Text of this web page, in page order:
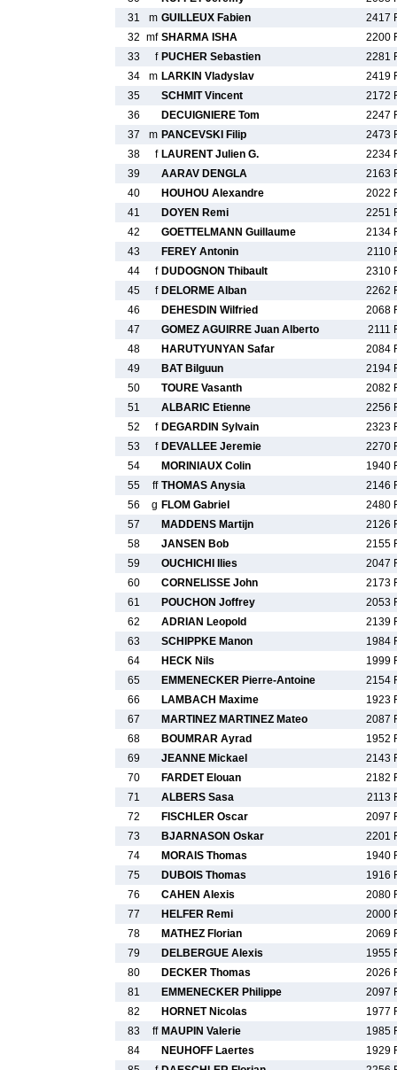
31
m GUILLEUX Fabien
2417
32 mf SHARMA ISHA
2200
33
f PUCHER Sebastien
2281
34
m LARKIN Vladyslav
2419
35
SCHMIT Vincent
2172
36
DECUIGNIERE Tom
2247
37
m PANCEVSKI Filip
2473
38
f LAURENT Julien G.
2234
39
AARAV DENGLA
2163
40
HOUHOU Alexandre
2022
41
DOYEN Remi
2251
42
GOETTELMANN Guillaume
2134
43
FEREY Antonin
2110
44
f DUDOGNON Thibault
2310
45
f DELORME Alban
2262
46
DEHESDIN Wilfried
2068
47
GOMEZ AGUIRRE Juan Alberto
2111
48
HARUTYUNYAN Safar
2084
49
BAT Bilguun
2194
50
TOURE Vasanth
2082
51
ALBARIC Etienne
2256
52
f DEGARDIN Sylvain
2323
53
f DEVALLEE Jeremie
2270
54
MORINIAUX Colin
1940
55
ff THOMAS Anysia
2146
56
g FLOM Gabriel
2480
57
MADDENS Martijn
2126
58
JANSEN Bob
2155
59
OUCHICHI Ilies
2047
60
CORNELISSE John
2173
61
POUCHON Joffrey
2053
62
ADRIAN Leopold
2139
63
SCHIPPKE Manon
1984
64
HECK Nils
1999
65
EMMENECKER Pierre-Antoine
2154
66
LAMBACH Maxime
1923
67
MARTINEZ MARTINEZ Mateo
2087
68
BOUMRAR Ayrad
1952
69
JEANNE Mickael
2143
70
FARDET Elouan
2182
71
ALBERS Sasa
2113
72
FISCHLER Oscar
2097
73
BJARNASON Oskar
2201
74
MORAIS Thomas
1940
75
DUBOIS Thomas
1916
76
CAHEN Alexis
2080
77
HELFER Remi
2000
78
MATHEZ Florian
2069
79
DELBERGUE Alexis
1955
80
DECKER Thomas
2026
81
EMMENECKER Philippe
2097
82
HORNET Nicolas
1977
83
ff MAUPIN Valerie
1985
84
NEUHOFF Laertes
1929